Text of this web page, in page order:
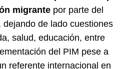
migrante por parte del
dejando de lado cuestiones
salud, educación, entre
del PIM pese a
referente internacional en